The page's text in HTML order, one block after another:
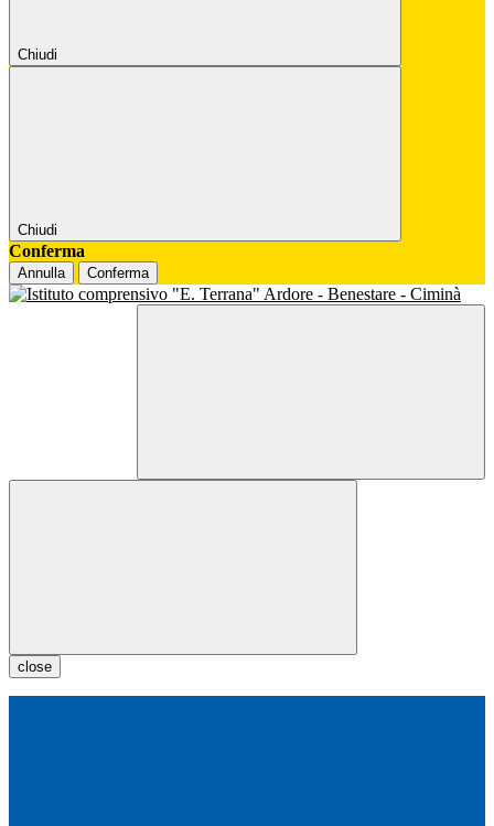
Chiudi
Chiudi
Conferma
Annulla Conferma
close